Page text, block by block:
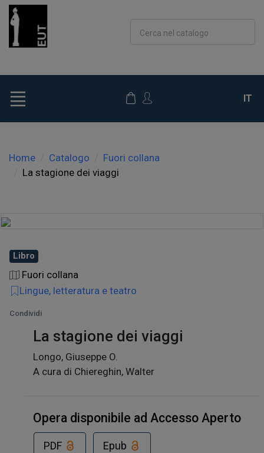
Cerca nel catalogo
IT
Home Catalogo
Fuori collana
La stagione dei viaggi
Libro
Fuori collana
Lingue, letteratura e teatro
Condividi
La stagione dei viaggi
Longo, Giuseppe O.
A cura di Chiereghin, Walter
Opera disponibile ad Accesso Aperto
PDF Epub